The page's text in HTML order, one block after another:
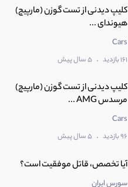
کلیپ دیدنی از تست گوزن (مارپیچ)
هیوندای ...
Cars
161 بازدید . 5 سال پیش
کلیپ دیدنی از تست گوزن (مارپیچ)
مرسدس AMG ...
Cars
96 بازدید . 5 سال پیش
آیا تخصص، قاتل موفقیت است؟
سورس ایران